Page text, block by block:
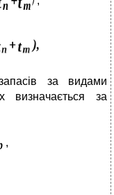
за видами
визначається за